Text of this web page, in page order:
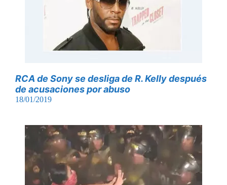
RCA de Sony se desliga de R. Kelly después
de acusaciones por abuso
18/01/2019